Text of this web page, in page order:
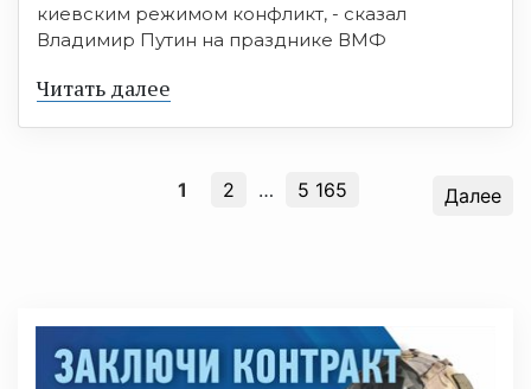
киевским режимом конфликт, - сказал
Владимир Путин на празднике ВМФ
Читать далее
1 2 … 5 165 Далее